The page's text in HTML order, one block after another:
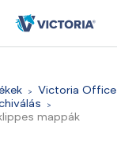
Victoria Office
mappák